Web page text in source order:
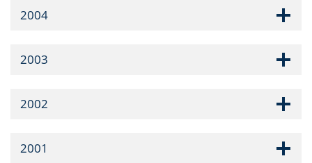
2004
2003
2002
2001